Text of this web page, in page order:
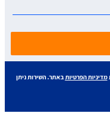
מדיניות הפרטיותבאתר. השירות ניתן